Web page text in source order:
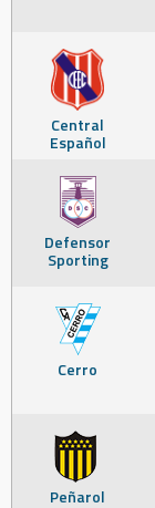
Central
Español
Defensor
Sporting
Cerro
Peñarol